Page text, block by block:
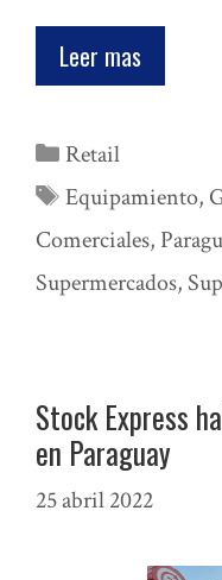
Leer mas
Categorías
Retail
Etiquetas
Equipamiento,
Comerciales,
Supermercados,
Stock Express
en Paraguay
25 abril 2022